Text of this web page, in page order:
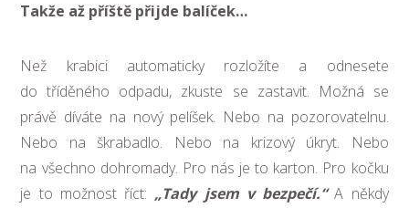
Takže až příště přijde balíček…
Než krabici automaticky rozložíte a odnesete
do tříděného odpadu, zkuste se zastavit. Možná se
právě díváte na nový pelíšek. Nebo na pozorovatelnu.
Nebo na škrabadlo. Nebo na krizový úkryt. Nebo
na všechno dohromady. Pro nás je to karton. Pro kočku
je to možnost říct:„Tady jsem v bezpečí.“A někdy